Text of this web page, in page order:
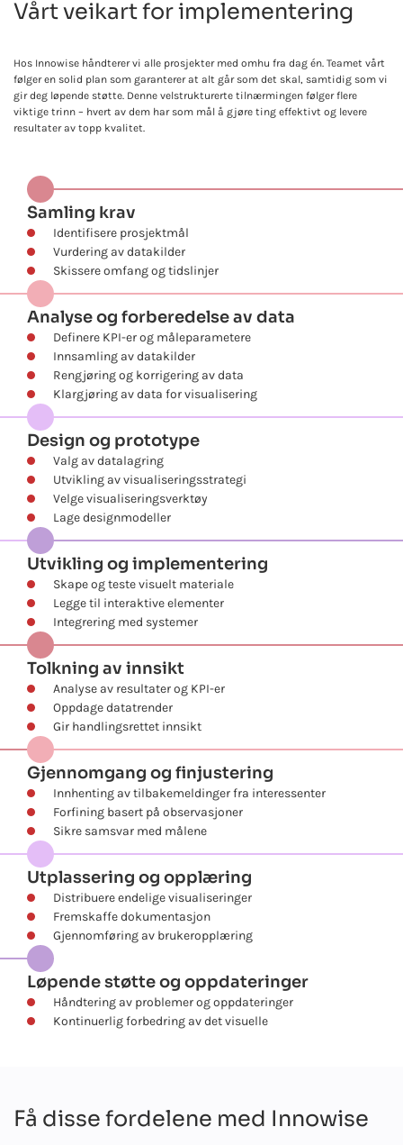
Vårt veikart for implementering
Hos Innowise håndterer vi alle prosjekter med omhu fra dag én. Teamet vårt
følger en solid plan som garanterer at alt går som det skal, samtidig som vi
gir deg løpende støtte. Denne velstrukturerte tilnærmingen følger flere
viktige trinn – hvert av dem har som mål å gjøre ting effektivt og levere
resultater av topp kvalitet.
Samling krav
Identifisere prosjektmål
Vurdering av datakilder
Skissere omfang og tidslinjer
Analyse og forberedelse av data
Definere KPI-er og måleparametere
Innsamling av datakilder
Rengjøring og korrigering av data
Klargjøring av data for visualisering
Design og prototype
Valg av datalagring
Utvikling av visualiseringsstrategi
Velge visualiseringsverktøy
Lage designmodeller
Utvikling og implementering
Skape og teste visuelt materiale
Legge til interaktive elementer
Integrering med systemer
Tolkning av innsikt
Analyse av resultater og KPI-er
Oppdage datatrender
Gir handlingsrettet innsikt
Gjennomgang og finjustering
Innhenting av tilbakemeldinger fra interessenter
Forfining basert på observasjoner
Sikre samsvar med målene
Utplassering og opplæring
Distribuere endelige visualiseringer
Fremskaffe dokumentasjon
Gjennomføring av brukeropplæring
Løpende støtte og oppdateringer
Håndtering av problemer og oppdateringer
Kontinuerlig forbedring av det visuelle
Få disse fordelene med Innowise